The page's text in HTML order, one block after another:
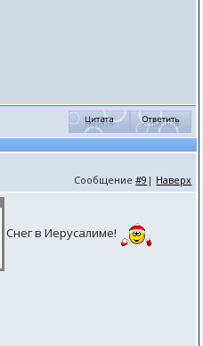
Сообщение#9 | Наверх
Снег в Иерусалиме!